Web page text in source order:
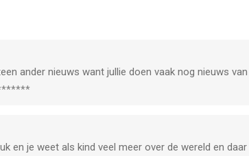
ander nieuws want jullie doen vaak nog nieuws
en je weet als kind veel meer over de wereld en